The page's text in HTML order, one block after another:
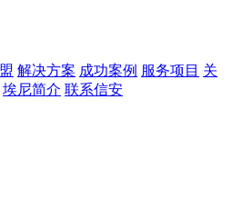
解决方案 成功案例 服务项目 关
埃尼简介 联系信安